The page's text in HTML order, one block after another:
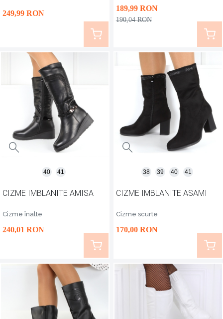
lungimi și culori, accesorizate diferite, tocmai pentru a
satisface cât mai multe gusturi sau preferințe. Alege
perechea potrivită de cizme, în funcție de stilul tău
249,99 RON
189,99 RON
190,04 RON
CIZME IMBLANITE AMISA
Cizme înalte
240,01 RON
40 41
CIZME IMBLANITE ASAMI
Cizme scurte
170,00 RON
38 39 40 41